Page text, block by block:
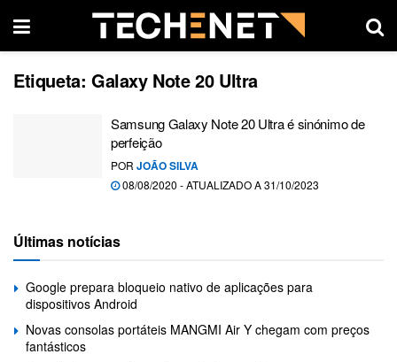
Etiqueta: Galaxy Note 20 Ultra
Samsung Galaxy Note 20 Ultra é sinónimo de
perfeição
POR JOÃO SILVA
08/08/2020 - ATUALIZADO A 31/10/2023
Últimas notícias
Google prepara bloqueio nativo de aplicações para
dispositivos Android
Novas consolas portáteis MANGMI Air Y chegam com preços
fantásticos